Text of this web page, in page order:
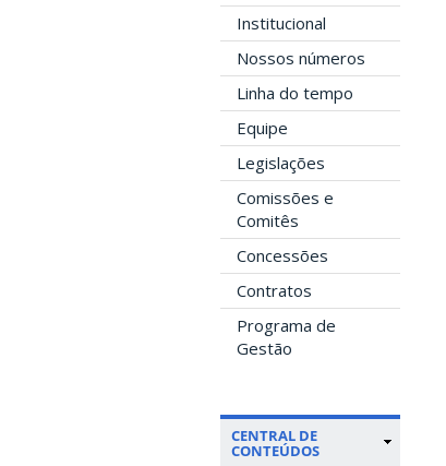
Institucional
Nossos números
Linha do tempo
Equipe
Legislações
Comissões e
Comitês
Concessões
Contratos
Programa de
Gestão
CENTRAL DE
CONTEÚDOS